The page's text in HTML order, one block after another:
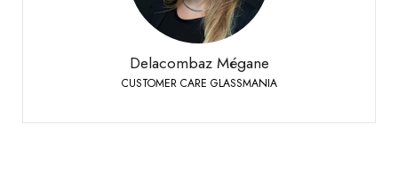
Delacombaz Mégane
CUSTOMER CARE GLASSMANIA
Phone:
+41 27 451 25 40